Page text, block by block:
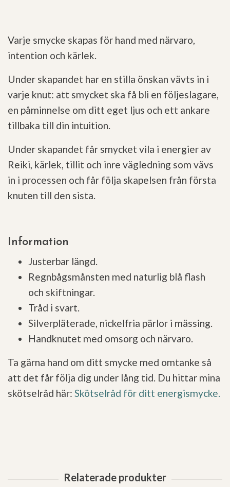
Varje smycke skapas för hand med närvaro,
intention och kärlek.
Under skapandet har en stilla önskan vävts in i
varje knut: att smycket ska få bli en följeslagare,
en påminnelse om ditt eget ljus och ett ankare
tillbaka till din intuition.
Under skapandet får smycket vila i energier av
Reiki, kärlek, tillit och inre vägledning som vävs
in i processen och får följa skapelsen från första
knuten till den sista.
Information
Justerbar längd.
Regnbågsmånsten med naturlig blå flash
och skiftningar.
Tråd i svart.
Silverpläterade, nickelfria pärlor i mässing.
Handknutet med omsorg och närvaro.
Ta gärna hand om ditt smycke med omtanke så
att det får följa dig under lång tid. Du hittar mina
skötselråd här: Skötselråd för ditt energismycke.